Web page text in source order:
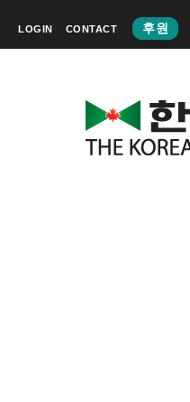
LOGIN CONTACT 후원